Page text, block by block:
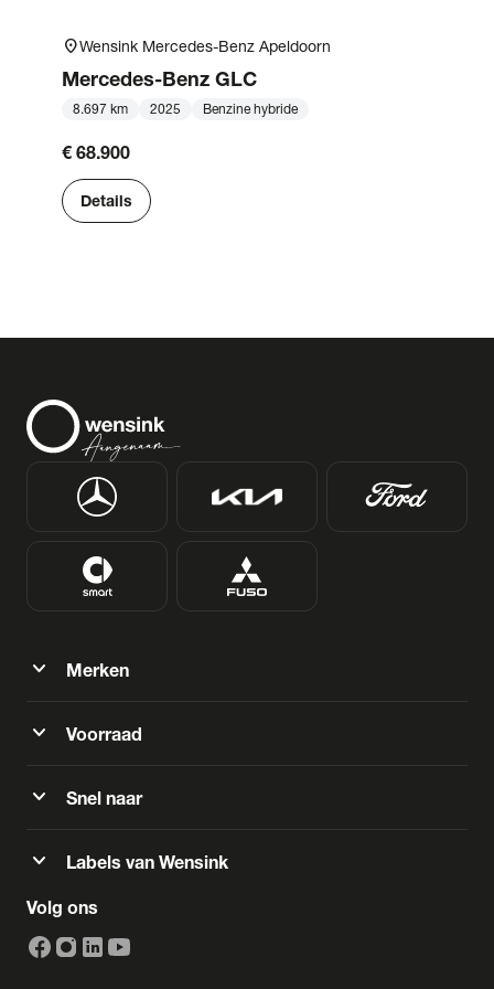
location_onWensink Mercedes-Benz Apeldoorn
Mercedes-Benz GLC
8.697 km 2025 Benzine hybride
€ 68.900
Details
expand_more Merken
expand_more Voorraad
expand_more Snel naar
expand_more Labels van Wensink
Volg ons